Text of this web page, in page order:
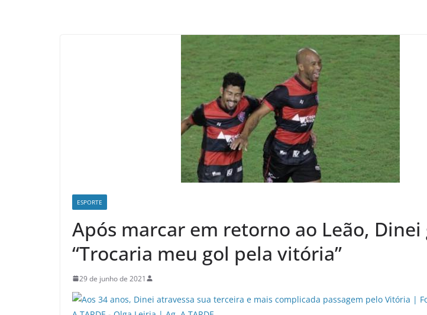
ESPORTE
Após marcar em retorno ao Leão,
“Trocaria meu gol pela vitória”
29 de junho de 2021